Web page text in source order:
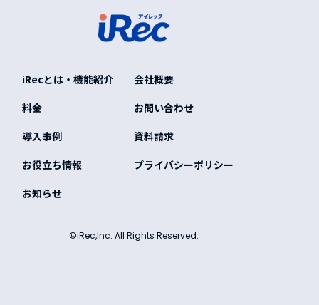
©iRec,Inc. All Rights Reserved.
iRecとは・機能紹介
料金
導入事例
お役立ち情報
お知らせ
会社概要
お問い合わせ
資料請求
プライバシーポリシー